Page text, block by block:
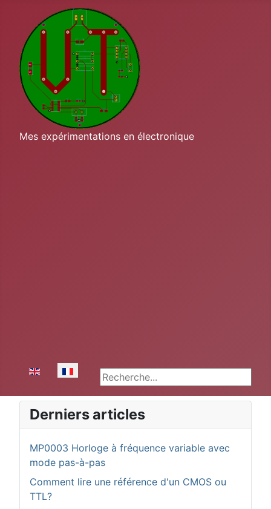
Mes expérimentations en électronique
Sélectionnez votre langue
Rechercher
Derniers articles
MP0003 Horloge à fréquence variable avec
mode pas-à-pas
Comment lire une référence d'un CMOS ou
TTL?